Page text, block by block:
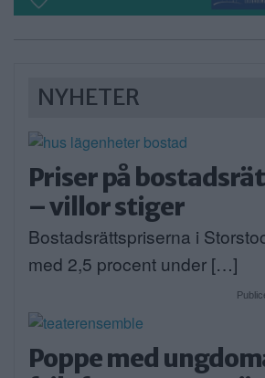
NYHETER
Priser på
– villor stiger
Bostadsrättspriserna i
med 2,5 procent under […]
Poppe med